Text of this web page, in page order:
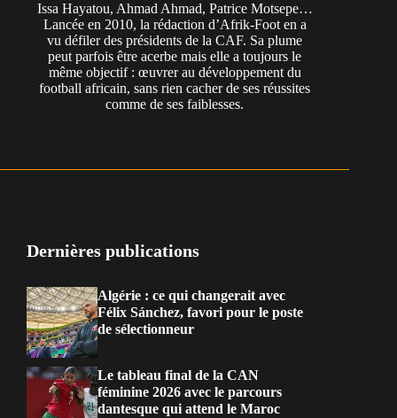
Issa Hayatou, Ahmad Ahmad, Patrice Motsepe…
Lancée en 2010, la rédaction d’Afrik-Foot en a
vu défiler des présidents de la CAF. Sa plume
peut parfois être acerbe mais elle a toujours le
même objectif : œuvrer au développement du
football africain, sans rien cacher de ses réussites
comme de ses faiblesses.
Dernières publications
Algérie : ce qui changerait avec
Félix Sánchez, favori pour le poste
de sélectionneur
Le tableau final de la CAN
féminine 2026 avec le parcours
dantesque qui attend le Maroc